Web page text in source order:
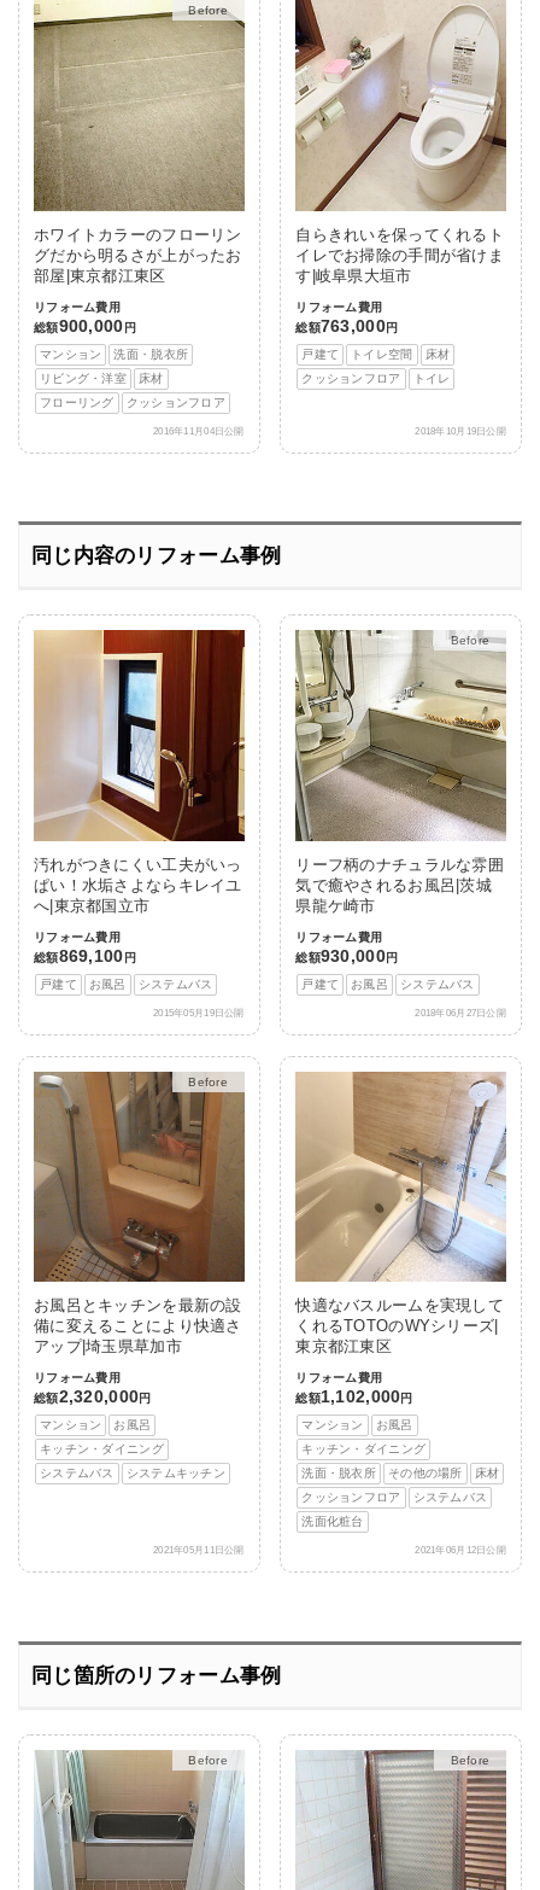
After
ホワイトカラーのフローリン
グだから明るさが上がったお
部屋|東京都江東区
リフォーム費用
総額900,000 円
マンション
洗面・脱衣所
リビング・洋室
床材
フローリング
クッションフロア
2016年11月04日公開
自らきれいを保ってくれるト
イレでお掃除の手間が省けま
す|岐阜県大垣市
リフォーム費用
総額763,000円
戸建て
トイレ空間
床材
クッションフロア
トイレ
2018年10月19日公開
同じ内容のリフォーム事例
汚れがつきにくい工夫がいっ
ぱい！水垢さよならキレイユ
へ|東京都国立市
リフォーム費用
総額869,100 円
戸建て
お風呂 システムバス
2015年05月19日公開
After
リーフ柄のナチュラルな雰囲
気で癒やされるお風呂|茨城
県龍ケ崎市
リフォーム費用
総額930,000円
戸建て
お風呂 システムバス
2018年06月27日公開
After
お風呂とキッチンを最新の設
備に変えることにより快適さ
アップ|埼玉県草加市
リフォーム費用
総額2,320,000円
マンション
お風呂
キッチン・ダイニング
システムバス
システムキッチン
2021年05月11日公開
快適なバスルームを実現して
くれるTOTOのWYシリーズ|
東京都江東区
リフォーム費用
総額1,102,000円
マンション
お風呂
キッチン・ダイニング
洗面・脱衣所
その他の場所
床材
クッションフロア
システムバス
洗面化粧台
2021年06月12日公開
同じ箇所のリフォーム事例
After After